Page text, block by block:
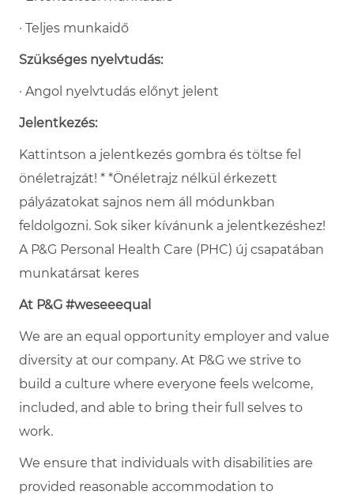
· Teljes munkaidő
Szükséges nyelvtudás:
· Angol nyelvtudás előnyt jelent
Jelentkezés:
Kattintson a jelentkezés gombra és töltse fel
önéletrajzát! * *Önéletrajz nélkül érkezett
pályázatokat sajnos nem áll módunkban
feldolgozni. Sok siker kívánunk a jelentkezéshez!
A P&G Personal Health Care (PHC) új csapatában
munkatársat keres
At P&G #weseeequal
We are an equal opportunity employer and value
diversity at our company. At P&G we strive to
build a culture where everyone feels welcome,
included, and able to bring their full selves to
work.
We ensure that individuals with disabilities are
provided reasonable accommodation to